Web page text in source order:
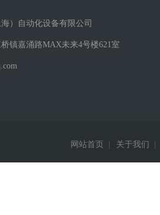
）自动化设备有限公司
镇嘉涌路MAX未来4号楼621室
网站首页 关于我们